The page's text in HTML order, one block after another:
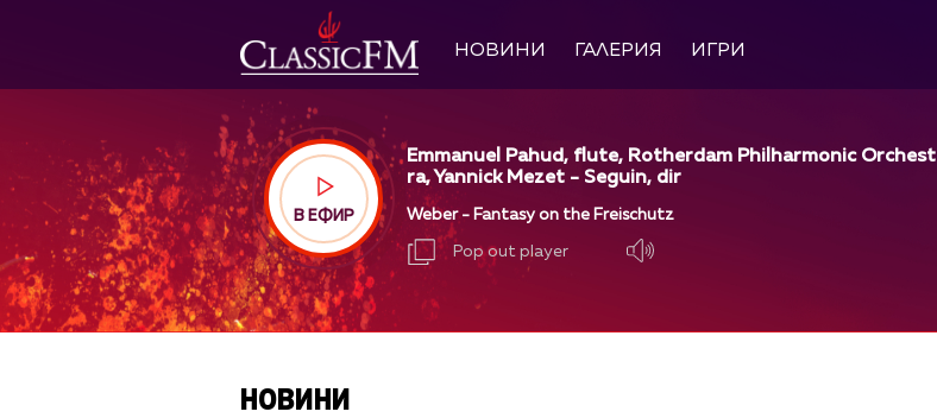
НОВИНИ ГАЛЕРИЯ ИГРИ
В ЕФИР
Emmanuel Pahud, flute, Rotherdam Philharmonic Orchest
ra, Yannick Mezet - Seguin, dir
Weber - Fantasy on the Freischutz
Pop out player
НОВИНИ